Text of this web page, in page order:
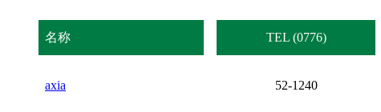
名称 TEL (0776)
axia 52-1240